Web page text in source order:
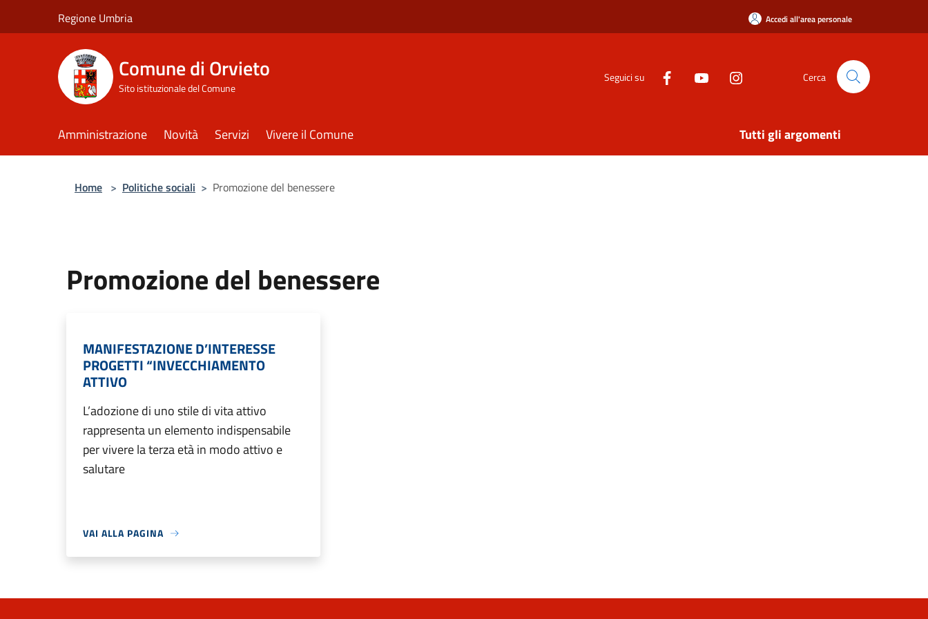
Regione Umbria Accedi all'area personale
Comune di Orvieto
Sito istituzionale del Comune
Seguici su Cerca
Amministrazione Novità Servizi Vivere il Comune Tutti gli argomenti
Home > Politiche sociali > Promozione del benessere
Promozione del benessere
MANIFESTAZIONE D’INTERESSE
PROGETTI “INVECCHIAMENTO
ATTIVO
L’adozione di uno stile di vita attivo
rappresenta un elemento indispensabile
per vivere la terza età in modo attivo e
salutare
VAI ALLA PAGINA